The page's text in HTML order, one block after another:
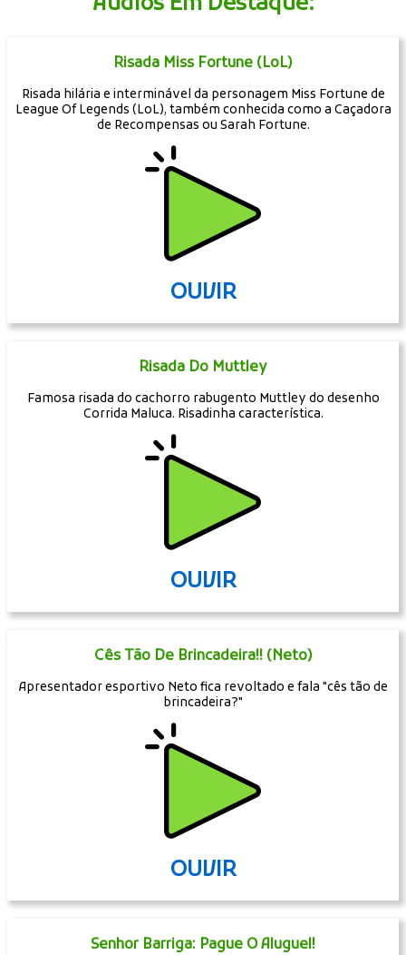
Risada Miss Fortune (LoL)
Risada hilária e interminável da personagem Miss Fortune de
League Of Legends (LoL), também conhecida como a Caçadora
de Recompensas ou Sarah Fortune.
OUVIR
Risada Do Muttley
Famosa risada do cachorro rabugento Muttley do desenho
Corrida Maluca. Risadinha característica.
OUVIR
Cês Tão De Brincadeira!! (Neto)
Apresentador esportivo Neto fica revoltado e fala "cês tão de
brincadeira?"
OUVIR
Senhor Barriga: Pague O Aluguel!